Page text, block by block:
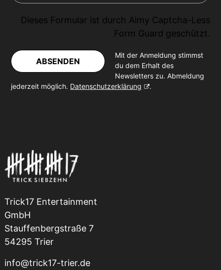
Dieses Formular ist durch Aimy Captcha-Less
Form Guard geschützt.
ABSENDEN
Mit der Anmeldung stimmst
du dem Erhalt des
Newsletters zu. Abmeldung
jederzeit möglich. Datenschutzerklärung .
Trick17 Entertainment
GmbH
Stauffenbergstraße 7
54295 Trier
info@trick17-trier.de